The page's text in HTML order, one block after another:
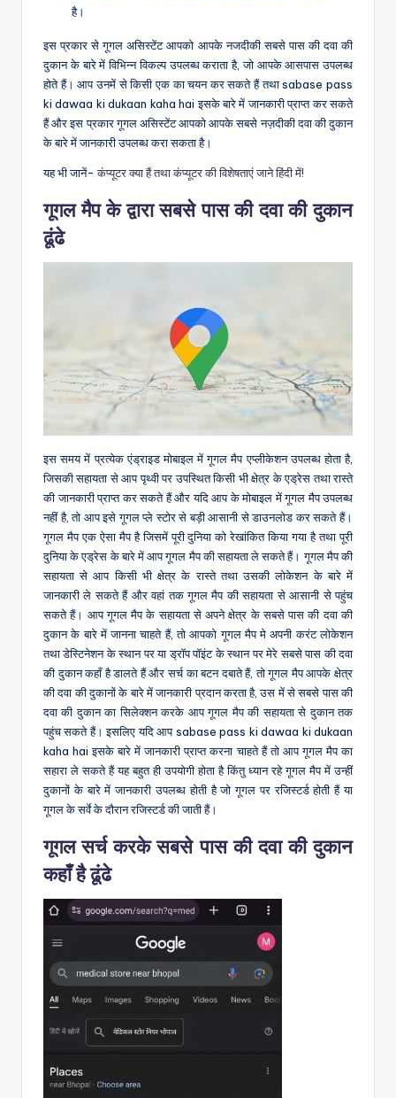
है।
इस प्रकार से गूगल असिस्टेंट आपको आपके नजदीकी सबसे पास की दवा की
दुकान के बारे में विभिन्न विकल्प उपलब्ध कराता है, जो आपके आसपास उपलब्ध
होते हैं। आप उनमें से किसी एक का चयन कर सकते हैं तथा sabase pass
ki dawaa ki dukaan kaha hai इसके बारे में जानकारी प्राप्त कर सकते
हैं और इस प्रकार गूगल असिस्टेंट आपको आपके सबसे नज़दीकी दवा की दुकान
के बारे में जानकारी उपलब्ध करा सकता है।
यह भी जानें-कंप्यूटर क्या हैं तथा कंप्यूटर की विशेषताएं जाने हिंदी में!
गूगल मैप के द्वारा सबसे पास की दवा की दुकान
ढूंढे
इस समय में प्रत्येक एंड्राइड मोबाइल में गूगल मैप एप्लीकेशन उपलब्ध होता है,
जिसकी सहायता से आप पृथ्वी पर उपस्थित किसी भी क्षेत्र के एड्रेस तथा रास्ते
की जानकारी प्राप्त कर सकते हैं और यदि आप के मोबाइल में गूगल मैप उपलब्ध
नहीं है, तो आप इसे गूगल प्ले स्टोर से बड़ी आसानी से डाउनलोड कर सकते हैं।
गूगल मैप एक ऐसा मैप है जिसमें पूरी दुनिया को रेखांकित किया गया है तथा पूरी
दुनिया के एड्रेस के बारे में आप गूगल मैप की सहायता ले सकते हैं। गूगल मैप की
सहायता से आप किसी भी क्षेत्र के रास्ते तथा उसकी लोकेशन के बारे में
जानकारी ले सकते हैं और वहां तक गूगल मैप की सहायता से आसानी से पहुंच
सकते हैं। आप गूगल मैप के सहायता से अपने क्षेत्र के सबसे पास की दवा की
दुकान के बारे में जानना चाहते हैं, तो आपको गूगल मैप मे अपनी करंट लोकेशन
तथा डेस्टिनेशन के स्थान पर या ड्रॉप पॉइंट के स्थान पर मेरे सबसे पास की दवा
की दुकान कहाँ है डालते हैं और सर्च का बटन दबाते हैं, तो गूगल मैप आपके क्षेत्र
की दवा की दुकानों के बारे में जानकारी प्रदान करता है, उस में से सबसे पास की
दवा की दुकान का सिलेक्शन करके आप गूगल मैप की सहायता से दुकान तक
पहुंच सकते हैं। इसलिए यदि आप sabase pass ki dawaa ki dukaan
kaha hai इसके बारे में जानकारी प्राप्त करना चाहते हैं तो आप गूगल मैप का
सहारा ले सकते हैं यह बहुत ही उपयोगी होता है किंतु ध्यान रहे गूगल मैप में उन्हीं
दुकानों के बारे में जानकारी उपलब्ध होती है जो गूगल पर रजिस्टर्ड होती हैं या
गूगल के सर्वे के दौरान रजिस्टर्ड की जाती हैं।
गूगल सर्च करके सबसे पास की दवा की दुकान
कहाँ है ढूंढे